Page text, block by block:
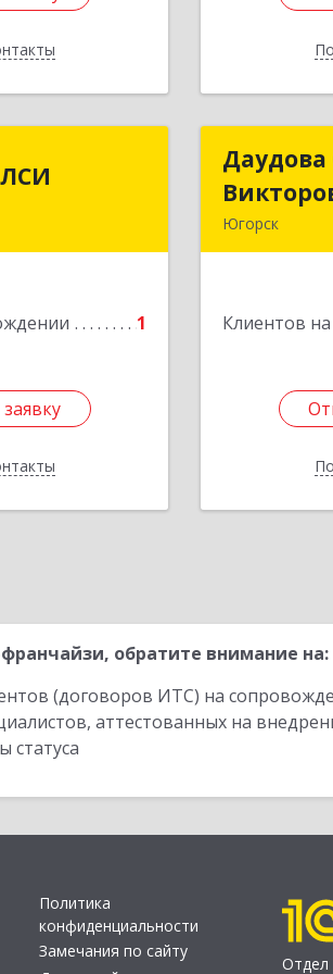
1
обл, Шебекино,
Даудова
Югорск
Клиентов
обратите внимание на:
(договоров ИТС) на
аттестованных на
статуса
Политика
конфиденциальности
Замечания по сайту
Отдел